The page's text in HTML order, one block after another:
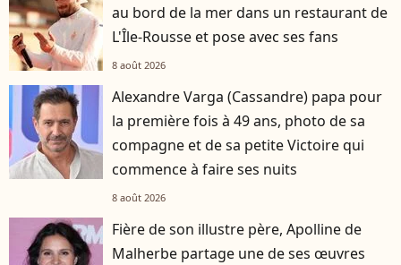
au bord de la mer dans un restaurant de
L'Île-Rousse et pose avec ses fans
8 août 2026
Alexandre Varga (Cassandre) papa pour
la première fois à 49 ans, photo de sa
compagne et de sa petite Victoire qui
commence à faire ses nuits
8 août 2026
Fière de son illustre père, Apolline de
Malherbe partage une de ses œuvres